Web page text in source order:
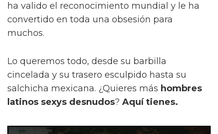
ha valido el reconocimiento mundial y le ha
convertido en toda una obsesión para
muchos.
Lo queremos todo, desde su barbilla
cincelada y su trasero esculpido hasta su
salchicha mexicana. ¿Quieres más hombres
latinos sexys desnudos? Aquí tienes.